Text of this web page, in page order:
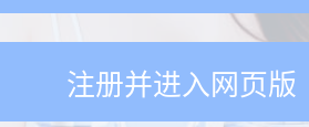
注册并进入网页版